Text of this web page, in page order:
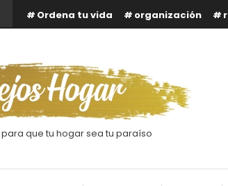
Ordena tu vida organización
que tu hogar sea tu paraíso